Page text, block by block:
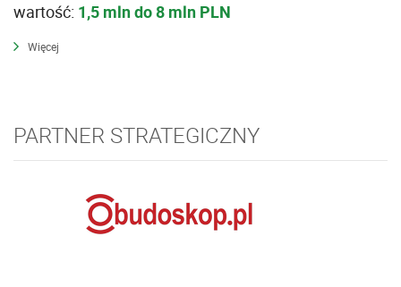
wartość: 1,5 mln do 8 mln PLN
Więcej
PARTNER STRATEGICZNY